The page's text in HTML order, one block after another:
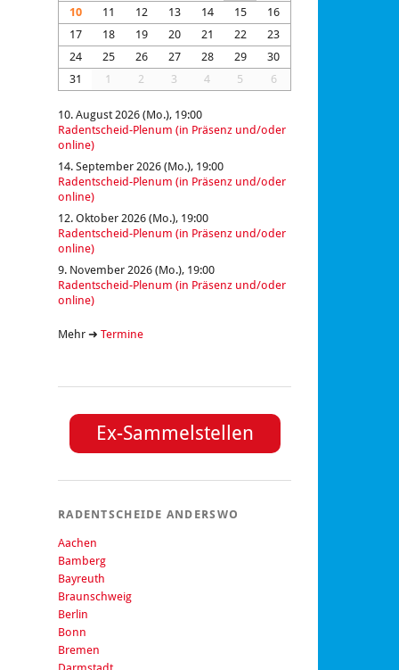
10
11 12 13 14 15
16
17
18 19 20 21 22
23
24
25 26 27 28 29
30
31
1 2 3 4 5 6
10. August 2026 (Mo.), 19:00
Radentscheid-Plenum (in Präsenz und/oder
online)
14. September 2026 (Mo.), 19:00
Radentscheid-Plenum (in Präsenz und/oder
online)
12. Oktober 2026 (Mo.), 19:00
Radentscheid-Plenum (in Präsenz und/oder
online)
9. November 2026 (Mo.), 19:00
Radentscheid-Plenum (in Präsenz und/oder
online)
Mehr ➜ Termine
Ex-Sammelstellen
RADENTSCHEIDE ANDERSWO
Aachen
Bamberg
Bayreuth
Braunschweig
Berlin
Bonn
Bremen